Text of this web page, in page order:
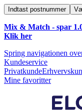
Indtast postnummer
Mix & Match - spar
Klik her
Spring navigationen
Kundeservice
Privatkunde
Mine favoritter